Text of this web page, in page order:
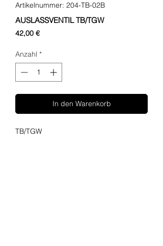
Artikelnummer: 204-TB-02B
AUSLASSVENTIL TB/TGW
42,00 €Preis
Anzahl *
In den Warenkorb
TB/TGW